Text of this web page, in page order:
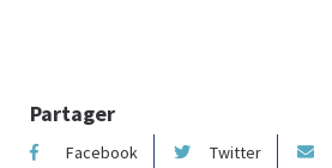
Partager
Facebook Twitter